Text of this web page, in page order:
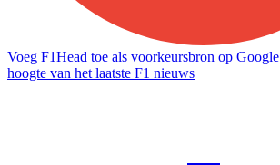
Voeg F1Head toe als voorkeursbron op Google
hoogte van het laatste F1 nieuws